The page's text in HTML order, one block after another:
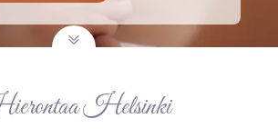
Helsinki